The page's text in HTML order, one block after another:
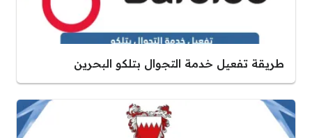
طريقة تفعيل خدمة التجوال بتلكو البحرين